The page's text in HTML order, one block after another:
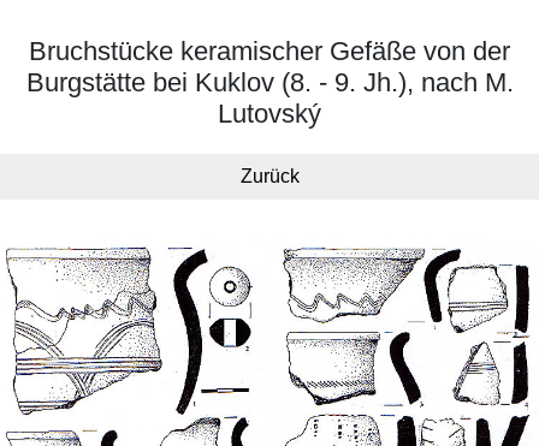
Bruchstücke keramischer Gefäße von der
Burgstätte bei Kuklov (8. - 9. Jh.), nach M.
Lutovský
Zurück